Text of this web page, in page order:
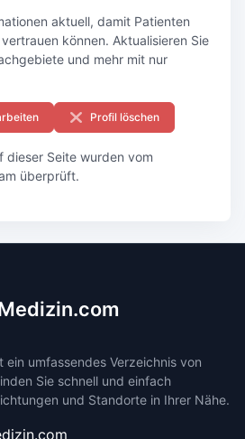
aktuell, damit Patienten
können. Aktualisieren Sie
und mehr mit nur
Profil löschen
dieser Seite wurden vom
überprüft.
ein umfassendes Verzeichnis von
Sie schnell und einfach
und Standorte in Ihrer Nähe.